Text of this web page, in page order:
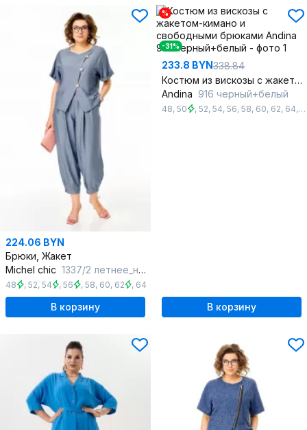
224.06 BYN
Брюки, Жакет
Michel chic 1337/2 летнее_небо
48 , 52, 54 , 56 , 58, 60, 62 , 64
В корзину
%
-31%
233.8 BYN338.84
Костюм из вискозы с жакетом-кимано и свободными брюками
Andina 916 черный+белый
48, 50 , 52, 54, 56, 58, 60, 62, 64,
В корзину